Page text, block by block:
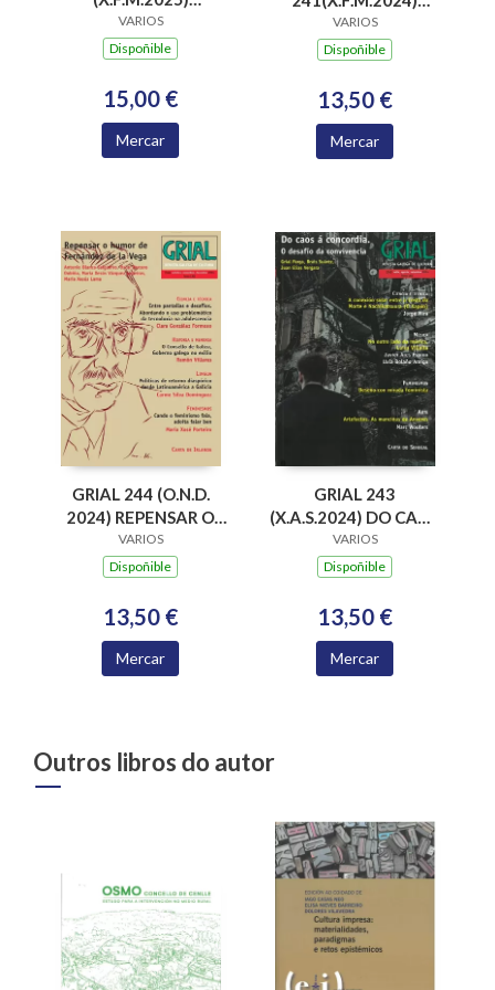
CULTURA, ARTES E
IDENTIDADES. I FORO
VARIOS
Dispoñible
15,00 €
Mercar
LUISA VILLALTA A
POETA DA CIDADE
VARIOS
Dispoñible
13,50 €
Mercar
GRIAL 244 (O.N.D.
2024) REPENSAR O
HUMOR DE
FERNANDEZ DE LA
VARIOS
Dispoñible
13,50 €
Mercar
GRIAL 243
(X.A.S.2024) DO CAOS
A CONCORDIA. O
DESAFIO DA
VARIOS
Dispoñible
13,50 €
Mercar
Outros libros do autor